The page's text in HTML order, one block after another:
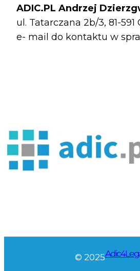
ADIC.PL Andrzej
ul. Tatarczana 2b/3, 81-591
e- mail do kontaktu w
© 2025